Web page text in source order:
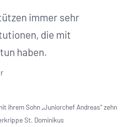
immer sehr
die mit
haben.
ihrem Sohn „Juniorchef Andreas“ zehn
St. Dominikus